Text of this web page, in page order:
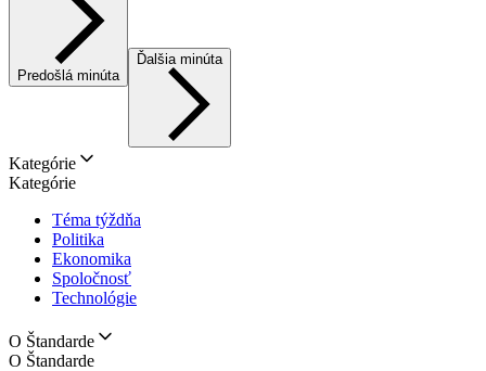
Predošlá minúta
Ďalšia minúta
Kategórie
Kategórie
Téma týždňa
Politika
Ekonomika
Spoločnosť
Technológie
O Štandarde
O Štandarde